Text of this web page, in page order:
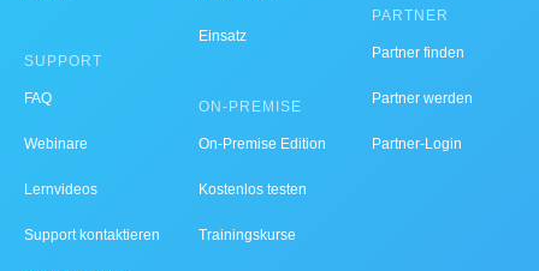
SUPPORT
FAQ
Webinare
Lernvideos
Support kontaktieren
Einsatz
ON-PREMISE
On-Premise Edition
Kostenlos testen
Trainingskurse
PARTNER
Partner finden
Partner werden
Partner-Login